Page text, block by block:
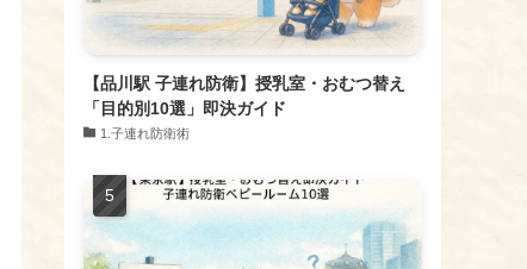
【品川駅 子連れ防衛】授乳室・おむつ替え
「目的別10選」即決ガイド
1.子連れ防衛術